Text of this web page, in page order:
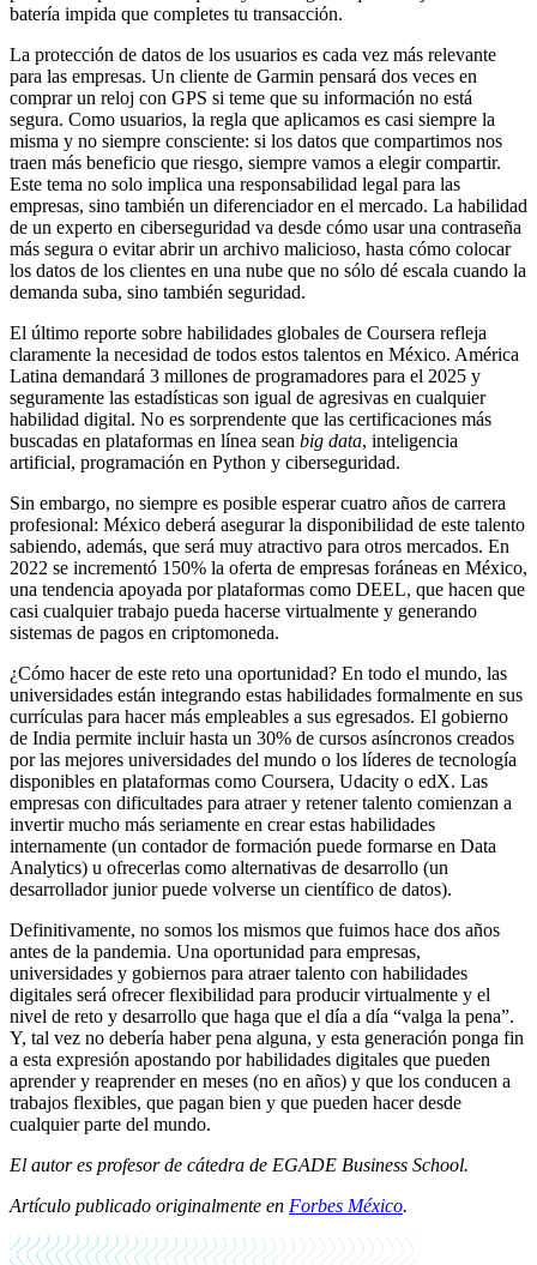
batería impida que completes tu transacción.
La protección de datos de los usuarios es cada vez más relevante
para las empresas. Un cliente de Garmin pensará dos veces en
comprar un reloj con GPS si teme que su información no está
segura. Como usuarios, la regla que aplicamos es casi siempre la
misma y no siempre consciente: si los datos que compartimos nos
traen más beneficio que riesgo, siempre vamos a elegir compartir.
Este tema no solo implica una responsabilidad legal para las
empresas, sino también un diferenciador en el mercado. La habilidad
de un experto en ciberseguridad va desde cómo usar una contraseña
más segura o evitar abrir un archivo malicioso, hasta cómo colocar
los datos de los clientes en una nube que no sólo dé escala cuando la
demanda suba, sino también seguridad.
El último reporte sobre habilidades globales de Coursera refleja
claramente la necesidad de todos estos talentos en México. América
Latina demandará 3 millones de programadores para el 2025 y
seguramente las estadísticas son igual de agresivas en cualquier
habilidad digital. No es sorprendente que las certificaciones más
buscadas en plataformas en línea sean big data, inteligencia
artificial, programación en Python y ciberseguridad.
Sin embargo, no siempre es posible esperar cuatro años de carrera
profesional: México deberá asegurar la disponibilidad de este talento
sabiendo, además, que será muy atractivo para otros mercados. En
2022 se incrementó 150% la oferta de empresas foráneas en México,
una tendencia apoyada por plataformas como DEEL, que hacen que
casi cualquier trabajo pueda hacerse virtualmente y generando
sistemas de pagos en criptomoneda.
¿Cómo hacer de este reto una oportunidad? En todo el mundo, las
universidades están integrando estas habilidades formalmente en sus
currículas para hacer más empleables a sus egresados. El gobierno
de India permite incluir hasta un 30% de cursos asíncronos creados
por las mejores universidades del mundo o los líderes de tecnología
disponibles en plataformas como Coursera, Udacity o edX. Las
empresas con dificultades para atraer y retener talento comienzan a
invertir mucho más seriamente en crear estas habilidades
internamente (un contador de formación puede formarse en Data
Analytics) u ofrecerlas como alternativas de desarrollo (un
desarrollador junior puede volverse un científico de datos).
Definitivamente, no somos los mismos que fuimos hace dos años
antes de la pandemia. Una oportunidad para empresas,
universidades y gobiernos para atraer talento con habilidades
digitales será ofrecer flexibilidad para producir virtualmente y el
nivel de reto y desarrollo que haga que el día a día “valga la pena”.
Y, tal vez no debería haber pena alguna, y esta generación ponga fin
a esta expresión apostando por habilidades digitales que pueden
aprender y reaprender en meses (no en años) y que los conducen a
trabajos flexibles, que pagan bien y que pueden hacer desde
cualquier parte del mundo.
El autor es profesor de cátedra de EGADE Business School.
Artículo publicado originalmente en Forbes México.